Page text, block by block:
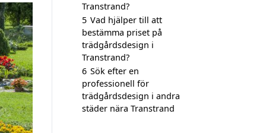
Transtrand?
5 Vad hjälper till att
bestämma priset på
trädgårdsdesign i
Transtrand?
6 Sök efter en
professionell för
trädgårdsdesign i andra
städer nära Transtrand